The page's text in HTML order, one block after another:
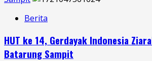
Berita
HUT ke 14, Gerdayak Indonesia
Batarung Sampit